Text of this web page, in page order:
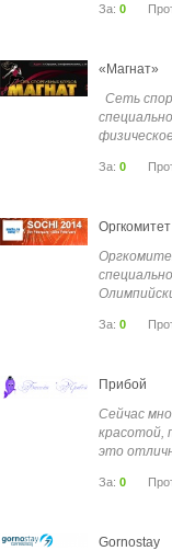
За: 0
«Магнат»
Сеть
За: 0
За: 0
Прибой
Сейчас
красотой,
это
За: 0
Gornostay